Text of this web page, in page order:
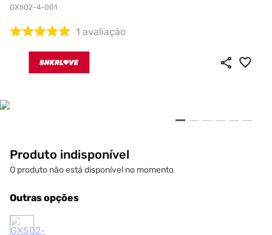
GX502-4-001
1 avaliação
Produto indisponível
O produto não está disponível no momento
Outras opções